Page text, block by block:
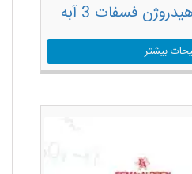
فسفات 3 آبه
بیشتر